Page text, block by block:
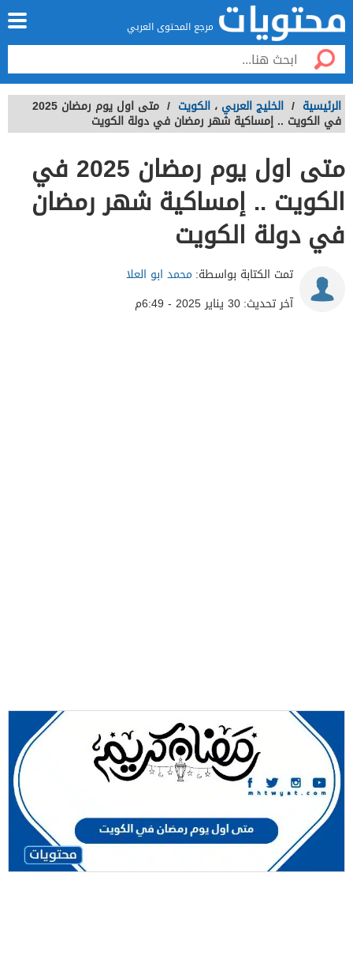
مرجع المحتوى العربي
الرئيسية / الخليج العربي ، الكويت / متى اول يوم رمضان 2025
في الكويت .. إمساكية شهر رمضان في دولة الكويت
متى اول يوم رمضان 2025 في
الكويت .. إمساكية شهر رمضان
في دولة الكويت
تمت الكتابة بواسطة: محمد ابو العلا
آخر تحديث:30 يناير 2025 - 6:49م